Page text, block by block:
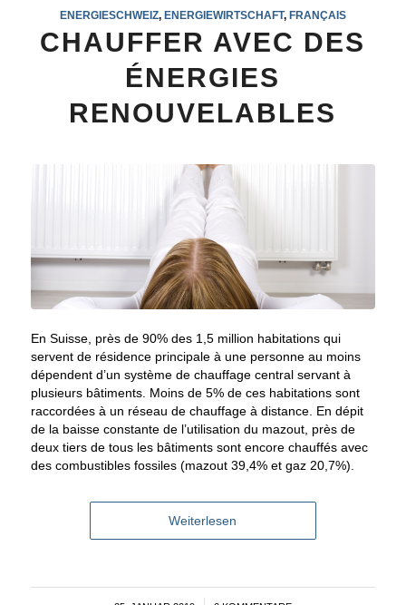
ENERGIESCHWEIZ, ENERGIEWIRTSCHAFT, FRANÇAIS
CHAUFFER AVEC DES
ÉNERGIES
RENOUVELABLES
En Suisse, près de 90% des 1,5 million habitations qui
servent de résidence principale à une personne au moins
dépendent d’un système de chauffage central servant à
plusieurs bâtiments. Moins de 5% de ces habitations sont
raccordées à un réseau de chauffage à distance. En dépit
de la baisse constante de l’utilisation du mazout, près de
deux tiers de tous les bâtiments sont encore chauffés avec
des combustibles fossiles (mazout 39,4% et gaz 20,7%).
Weiterlesen